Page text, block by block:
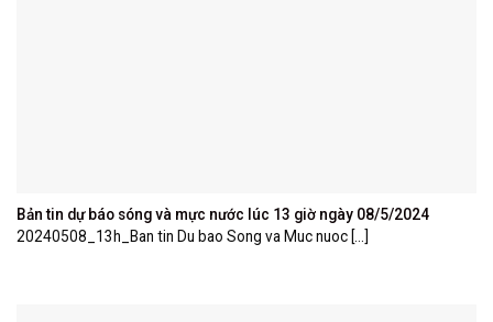
Bản tin dự báo sóng và mực nước lúc 13 giờ ngày 08/5/2024
20240508_13h_Ban tin Du bao Song va Muc nuoc [...]